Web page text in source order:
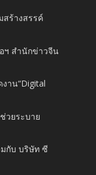
สร้างสรรค์
ฯ สำนักข่าวจีน
าน“Digital
วยระบาย
กับ บริษัท ซี